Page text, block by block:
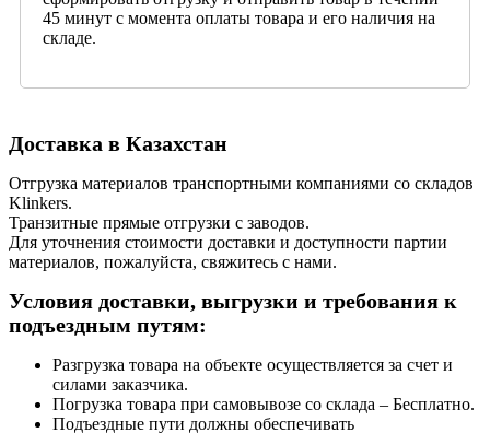
45 минут с момента оплаты товара и его наличия на
складе.
Доставка в Казахстан
Отгрузка материалов транспортными компаниями со складов
Klinkers.
Транзитные прямые отгрузки с заводов.
Для уточнения стоимости доставки и доступности партии
материалов, пожалуйста, свяжитесь с нами.
Условия доставки, выгрузки и требования к
подъездным путям:
Разгрузка товара на объекте осуществляется за счет и
силами заказчика.
Погрузка товара при самовывозе со склада – Бесплатно.
Подъездные пути должны обеспечивать